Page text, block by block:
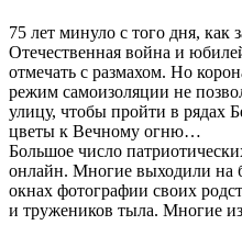
75 лет минуло с того дня, как
Отечественная война и
отмечать с размахом. Но
режим самоизоляции не
улицу, чтобы пройти в рядах
цветы к Вечному огню…
Большое число
онлайн. Многие выходили на
окнах фотографии своих
и тружеников тыла. Многие